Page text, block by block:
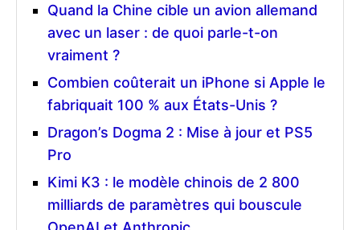
Quand la Chine cible un avion allemand
avec un laser : de quoi parle-t-on
vraiment ?
Combien coûterait un iPhone si Apple le
fabriquait 100 % aux États-Unis ?
Dragon’s Dogma 2 : Mise à jour et PS5
Pro
Kimi K3 : le modèle chinois de 2 800
milliards de paramètres qui bouscule